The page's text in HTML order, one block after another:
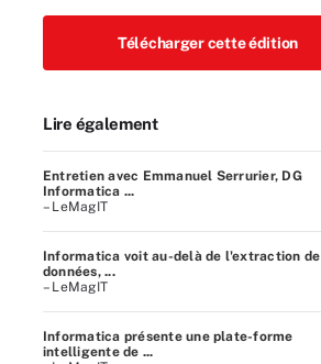
Télécharger cette édition
Lire également
Entretien avec Emmanuel Serrurier, DG
Informatica ...
– LeMagIT
Informatica voit au-delà de l'extraction de
données, ...
– LeMagIT
Informatica présente une plate-forme
intelligente de ...